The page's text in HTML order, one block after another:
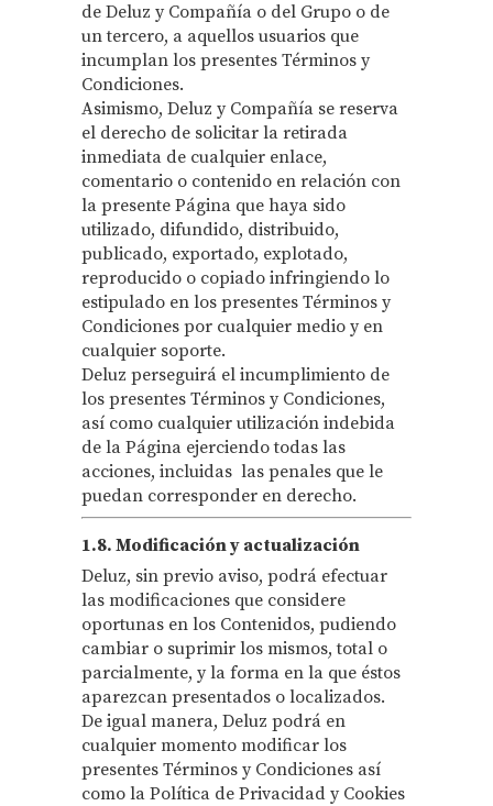
de Deluz y Compañía o del Grupo o de
un tercero, a aquellos usuarios que
incumplan los presentes Términos y
Condiciones.
Asimismo, Deluz y Compañía se reserva
el derecho de solicitar la retirada
inmediata de cualquier enlace,
comentario o contenido en relación con
la presente Página que haya sido
utilizado, difundido, distribuido,
publicado, exportado, explotado,
reproducido o copiado infringiendo lo
estipulado en los presentes Términos y
Condiciones por cualquier medio y en
cualquier soporte.
Deluz perseguirá el incumplimiento de
los presentes Términos y Condiciones,
así como cualquier utilización indebida
de la Página ejerciendo todas las
acciones, incluidas las penales que le
puedan corresponder en derecho.
1.8. Modificación y actualización
Deluz, sin previo aviso, podrá efectuar
las modificaciones que considere
oportunas en los Contenidos, pudiendo
cambiar o suprimir los mismos, total o
parcialmente, y la forma en la que éstos
aparezcan presentados o localizados.
De igual manera, Deluz podrá en
cualquier momento modificar los
presentes Términos y Condiciones así
como la Política de Privacidad y Cookies